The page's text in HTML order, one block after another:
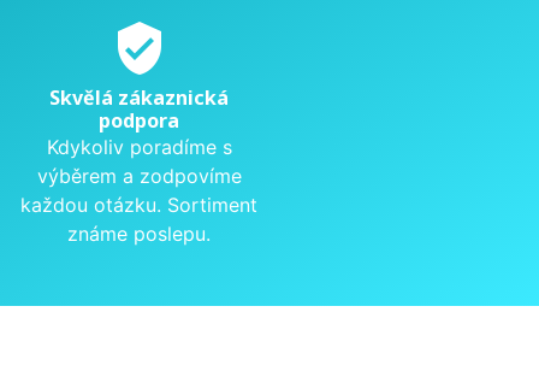
verified_user
Skvělá zákaznická
podpora
Kdykoliv poradíme s
výběrem a zodpovíme
každou otázku. Sortiment
známe poslepu.